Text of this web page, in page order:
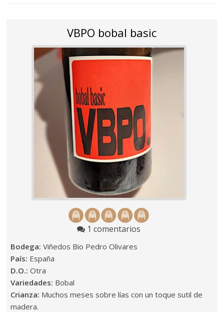
VBPO bobal basic
1 comentarios
Bodega:Viñedos Bio Pedro Olivares
País: España
D.O.:Otra
Variedades: Bobal
Crianza: Muchos meses sobre lías con un toque sutil de
madera.